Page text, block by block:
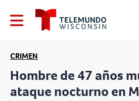
CRIMEN
Hombre de 47 años
ataque nocturno en